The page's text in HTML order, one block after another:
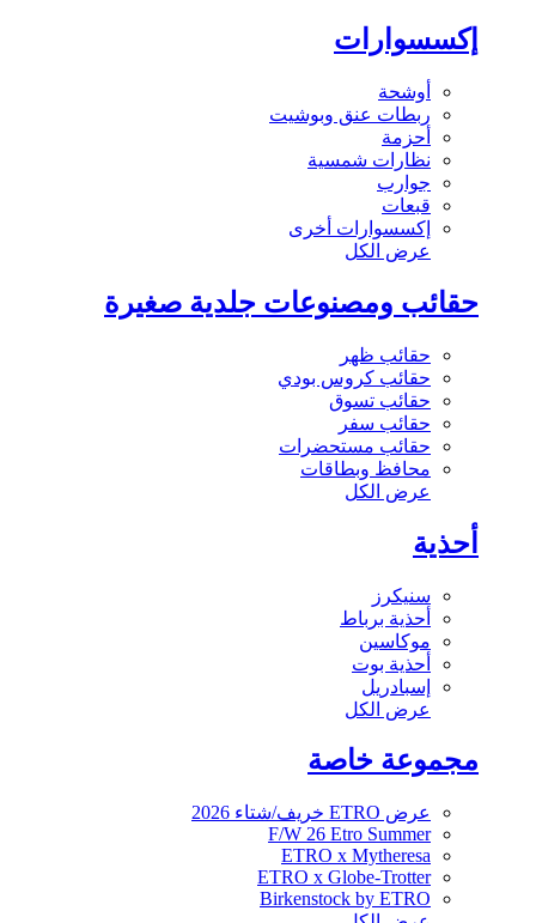
إكسسوارات
أوشحة
ربطات عنق وبوشيت
أحزمة
نظارات شمسية
جوارب
قبعات
إكسسوارات أخرى
عرض الكل
حقائب ومصنوعات جلدية صغيرة
حقائب ظهر
حقائب كروس بودي
حقائب تسوق
حقائب سفر
حقائب مستحضرات
محافظ وبطاقات
عرض الكل
أحذية
سنيكرز
أحذية برباط
موكاسين
أحذية بوت
إسبادريل
عرض الكل
مجموعة خاصة
عرض ETRO خريف/شتاء 2026
F/W 26 Etro Summer
ETRO x Mytheresa
ETRO x Globe-Trotter
Birkenstock by ETRO